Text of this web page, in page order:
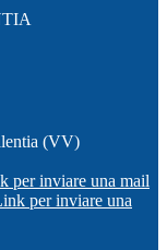
(VV)
per inviare una mail
per inviare una